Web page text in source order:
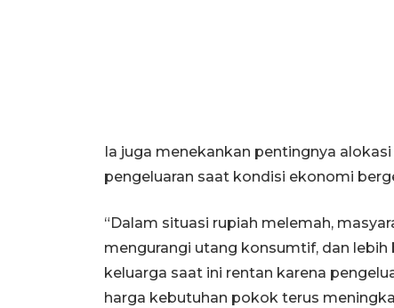
Ia juga menekankan pentingnya
pengeluaran saat kondisi ekonomi
“Dalam situasi rupiah melemah,
mengurangi utang konsumtif, dan
keluarga saat ini rentan karena
harga kebutuhan pokok terus